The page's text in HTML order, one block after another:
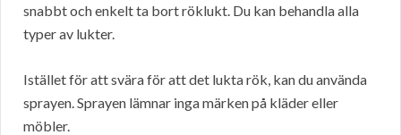
snabbt och enkelt ta bort röklukt. Du kan behandla alla
typer av lukter.
Istället för att svära för att det lukta rök, kan du använda
sprayen. Sprayen lämnar inga märken på kläder eller
möbler.